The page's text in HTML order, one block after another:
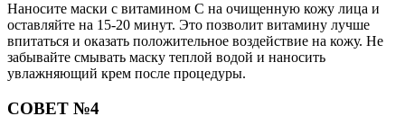
Наносите маски с витамином С на очищенную кожу лица и
оставляйте на 15-20 минут. Это позволит витамину лучше
впитаться и оказать положительное воздействие на кожу. Не
забывайте смывать маску теплой водой и наносить
увлажняющий крем после процедуры.
СОВЕТ №4